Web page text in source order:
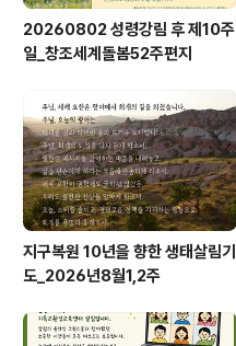
20260802 성령강림 후 제10주
일_창조세계돌봄52주편지
지구복원 10년을 향한 생태살림기
도_2026년8월1,2주